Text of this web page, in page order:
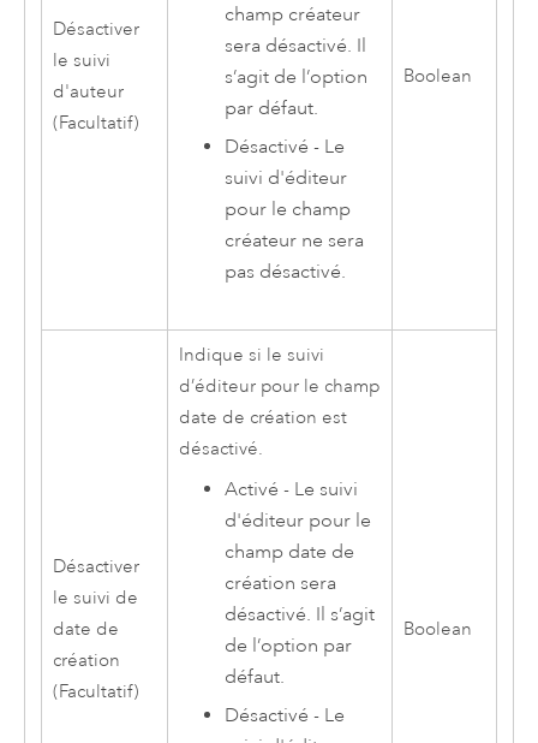
Désactiver
le suivi
d'auteur
(Facultatif)
champ créateur
sera désactivé. Il
s’agit de l’option
par défaut.
Désactivé - Le
suivi d'éditeur
pour le champ
créateur ne sera
pas désactivé.
Boolean
Désactiver
le suivi de
date de
création
(Facultatif)
Indique si le suivi
d’éditeur pour le champ
date de création est
désactivé.
Activé - Le suivi
d'éditeur pour le
champ date de
création sera
désactivé. Il s’agit
de l’option par
défaut.
Désactivé - Le
Boolean